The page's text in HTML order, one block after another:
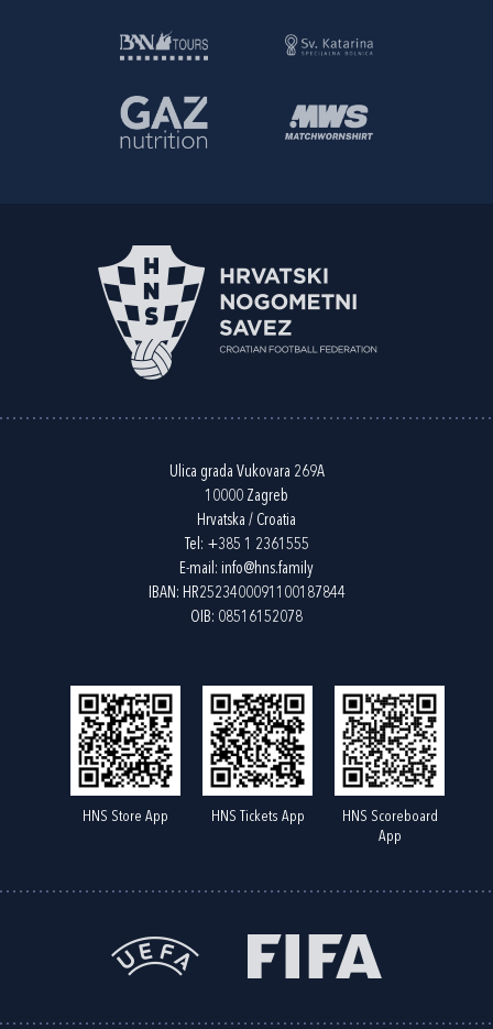
Ulica grada Vukovara 269A
10000 Zagreb
Hrvatska / Croatia
Tel: +385 1 2361555
E-mail: info@hns.family
IBAN: HR2523400091100187844
OIB: 08516152078
HNS Store App HNS Tickets App
HNS Scoreboard
App